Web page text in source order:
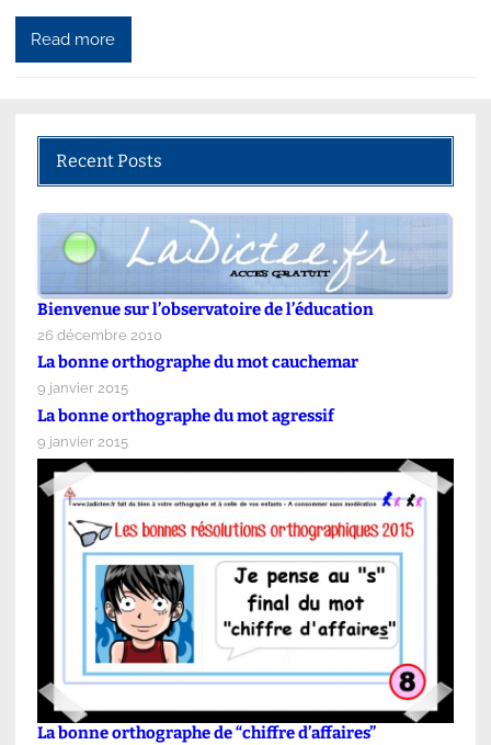
Read more
Recent Posts
Bienvenue sur l’observatoire de l’éducation
26 décembre 2010
La bonne orthographe du mot cauchemar
9 janvier 2015
La bonne orthographe du mot agressif
9 janvier 2015
La bonne orthographe de “chiffre d’affaires”